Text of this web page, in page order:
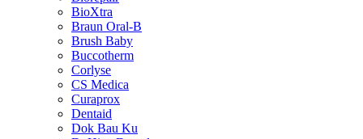
BioXtra
Braun Oral-B
Brush Baby
Buccotherm
Corlyse
CS Medica
Curaprox
Dentaid
Dok Bau Ku